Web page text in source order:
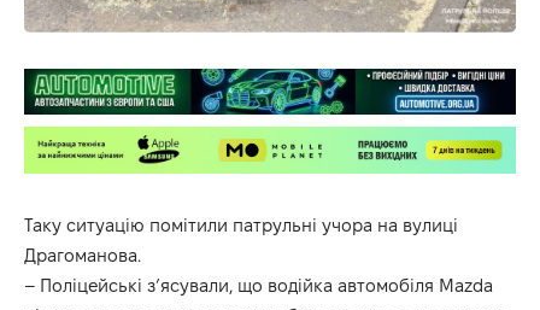
Таку ситуацію помітили патрульні учора на вулиці
Драгоманова.
– Поліцейські зʼясували, що водійка автомобіля Mazda